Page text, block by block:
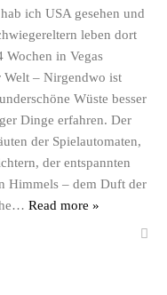
ich USA gesehen und
leben dort
Wochen in Vegas
Welt – Nirgendwo ist
Wüste besser
Dinge erfahren. Der
der Spielautomaten,
der entspannten
Himmels – dem Duft der
… Read more »